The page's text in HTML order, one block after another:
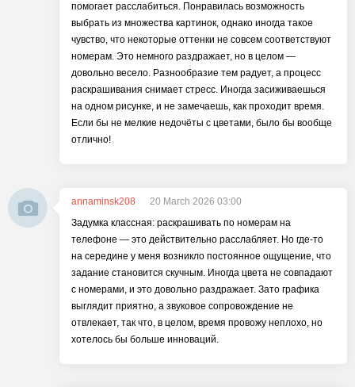
помогает расслабиться. Понравилась возможность
выбрать из множества картинок, однако иногда такое
чувство, что некоторые оттенки не совсем соответствуют
номерам. Это немного раздражает, но в целом —
довольно весело. Разнообразие тем радует, а процесс
раскрашивания снимает стресс. Иногда засиживаешься
на одном рисунке, и не замечаешь, как проходит время.
Если бы не мелкие недочёты с цветами, было бы вообще
отлично!
annaminsk208
20 March 2026 03:00
Задумка классная: раскрашивать по номерам на
телефоне — это действительно расслабляет. Но где-то
на середине у меня возникло постоянное ощущение, что
задание становится скучным. Иногда цвета не совпадают
с номерами, и это довольно раздражает. Зато графика
выглядит приятно, а звуковое сопровождение не
отвлекает, так что, в целом, время провожу неплохо, но
хотелось бы больше инноваций.